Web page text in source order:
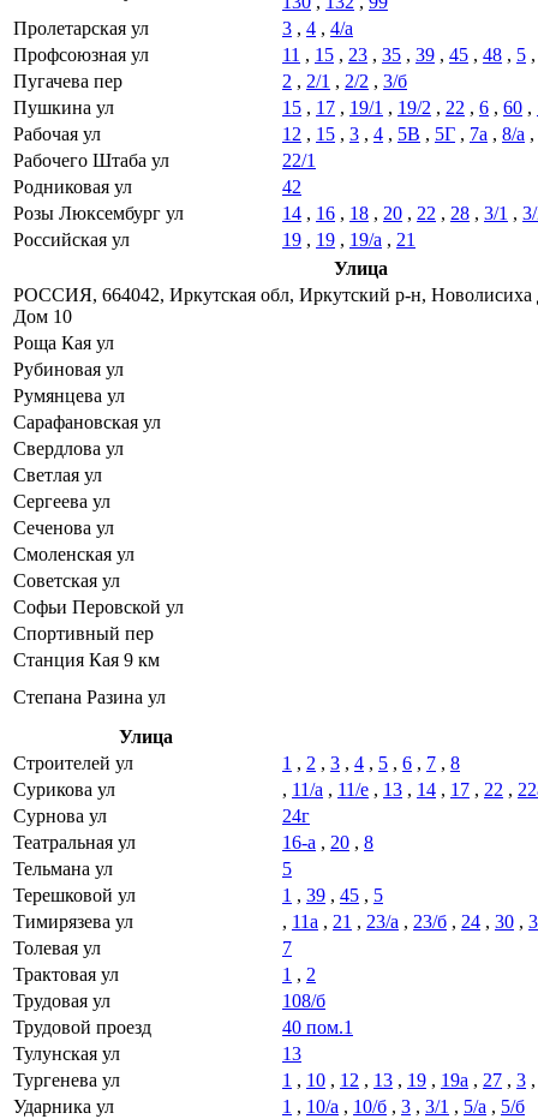
Пролетарская ул
3 , 4 , 4/а
Профсоюзная ул
11 , 15 , 23 , 35 , 39 , 45 , 48 , 5
Пугачева пер
2 , 2/1 , 2/2 , 3/б
Пушкина ул
15 , 17 , 19/1 , 19/2 , 22 , 6 , 60 ,
Рабочая ул
12 , 15 , 3 , 4 , 5В , 5Г , 7а , 8/а ,
Рабочего Штаба ул
22/1
Родниковая ул
42
Розы Люксембург ул
14 , 16 , 18 , 20 , 22 , 28 , 3/1 ,
Российская ул
19 , 19 , 19/а , 21
Улица
РОССИЯ, 664042, Иркутская обл, Иркутский р-н, Новолисиха
Дом 10
Роща Кая ул
Рубиновая ул
Румянцева ул
Сарафановская ул
Свердлова ул
Светлая ул
Сергеева ул
Сеченова ул
Смоленская ул
Советская ул
Софьи Перовской ул
Спортивный пер
Станция Кая 9 км
Степана Разина ул
Улица
Строителей ул
1 , 2 , 3 , 4 , 5 , 6 , 7 , 8
Сурикова ул
, 11/а , 11/е , 13 , 14 , 17 , 22 ,
Сурнова ул
24г
Театральная ул
16-а , 20 , 8
Тельмана ул
5
Терешковой ул
1 , 39 , 45 , 5
Тимирязева ул
, 11а , 21 , 23/а , 23/б , 24 , 30 ,
Толевая ул
7
Трактовая ул
1 , 2
Трудовая ул
108/б
Трудовой проезд
40 пом.1
Тулунская ул
13
Тургенева ул
1 , 10 , 12 , 13 , 19 , 19а , 27 , 3
Ударника ул
1 , 10/а , 10/б , 3 , 3/1 , 5/а , 5/б